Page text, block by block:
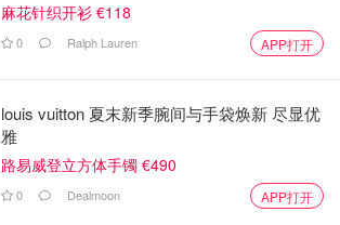
麻花针织开衫 €118
0 Ralph Lauren APP打开
louis vuitton 夏末新季腕间与手袋焕新 尽显优
雅
路易威登立方体手镯 €490
0 Dealmoon APP打开